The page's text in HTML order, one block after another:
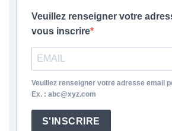
Veuillez renseigner votre
vous inscrire
Veuillez renseigner votre adresse email
Ex. : abc@xyz.com
S'INSCRIRE